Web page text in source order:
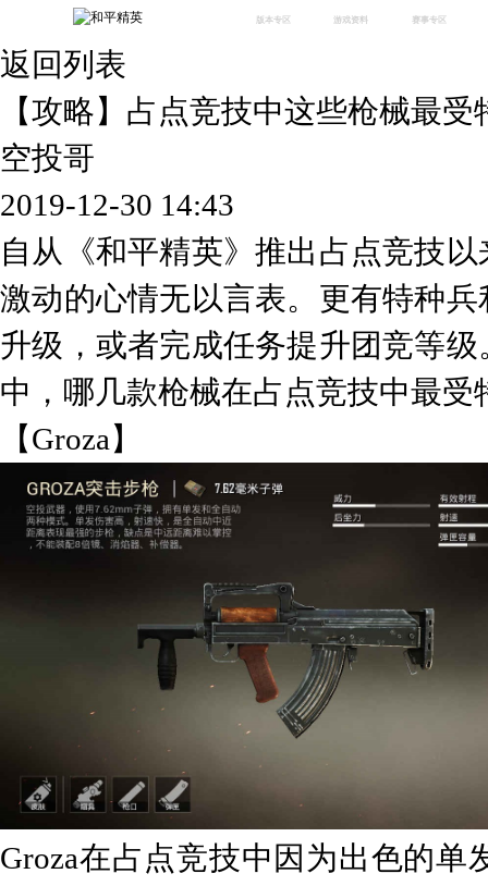
版本专区 游戏资料 赛事专区
体验服 视频中心 授权赛 腾
返回列表
【攻略】占点竞技中这些枪械最受
空投哥
2019-12-30 14:43
自从《和平精英》推出占点竞技
激动的心情无以言表。更有特种
升级，或者完成任务提升团竞等
中，哪几款枪械在占点竞技中最受
【Groza】
Groza在占点竞技中因为出色的